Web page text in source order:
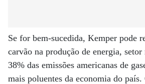
Se for bem-sucedida, Kemper pode
carvão na produção de energia,
38% das emissões americanas de
mais poluentes da economia do país.